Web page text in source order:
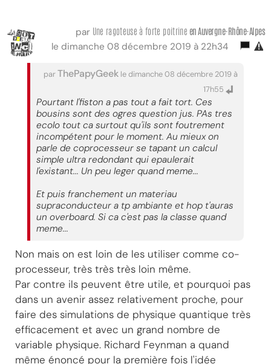
par Une ragoteuse à forte poitrine en Auvergne-Rhône-Alpes
le dimanche 08 décembre 2019 à 22h34
parThePapyGeek le dimanche 08 décembre 2019 à
17h55
Pourtant l'fiston a pas tout a fait tort. Ces
bousins sont des ogres question jus. PAs tres
ecolo tout ca surtout qu'ils sont foutrement
incompétent pour le moment. Au mieux on
parle de coprocesseur se tapant un calcul
simple ultra redondant qui epaulerait
l'existant... Un peu leger quand meme...
Et puis franchement un materiau
supraconducteur a tp ambiante et hop t'auras
un overboard. Si ca c'est pas la classe quand
meme...
Non mais on est loin de les utiliser comme co-
processeur, très très très loin même.
Par contre ils peuvent être utile, et pourquoi pas
dans un avenir assez relativement proche, pour
faire des simulations de physique quantique très
efficacement et avec un grand nombre de
variable physique. Richard Feynman a quand
même énoncé pour la première fois l'idée